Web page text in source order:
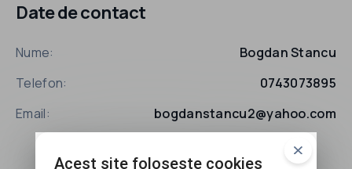
Date de contact
Nume:
Bogdan Stancu
Telefon:
0743073895
Email:
bogdanstancu2@yahoo.com
Acest site foloseste cookies